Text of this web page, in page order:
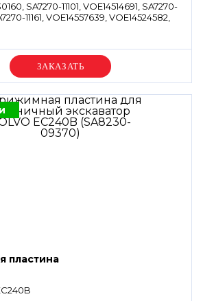
SA7270-11101, VOE14514691, SA7270-
11161, VOE14557639, VOE14524582,
Уточняйте цену
пластина